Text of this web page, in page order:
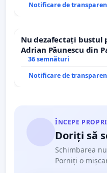
Notificare de
Nu dezafectați bustul
Adrian Păunescu din
Icoanei! Stop cenzurii
36 semnături
Notificare de
ÎNCEPE
Doriți să
Schimbarea
Porniți o